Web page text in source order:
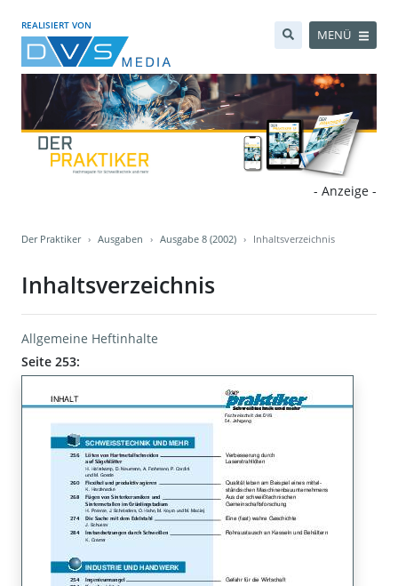
REALISIERT VON
MENÜ
- Anzeige -
Der Praktiker Ausgaben Ausgabe 8 (2002) Inhaltsverzeichnis
Inhaltsverzeichnis
Allgemeine Heftinhalte
Seite 253: